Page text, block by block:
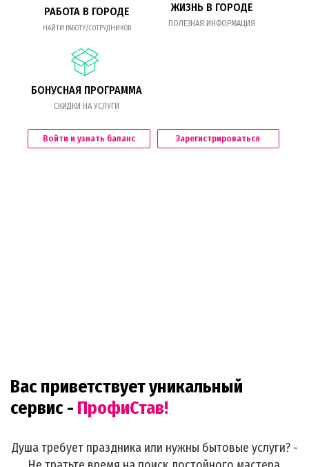
РАБОТА В ГОРОДЕ
НАЙТИ РАБОТУ/СОТРУДНИКОВ
ЖИЗНЬ В ГОРОДЕ
ПОЛЕЗНАЯ ИНФОРМАЦИЯ
БОНУСНАЯ ПРОГРАММА
СКИДКИ НА УСЛУГИ
Войти и узнать баланс Зарегистрироваться
Вас приветствует уникальный
сервис - ПрофиСтав!
Душа требует праздника или нужны бытовые услуги? -